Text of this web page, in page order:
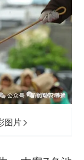
图片